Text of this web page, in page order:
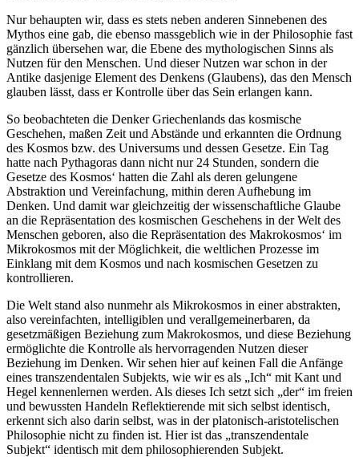
Nur behaupten wir, dass es stets neben anderen Sinnebenen des
Mythos eine gab, die ebenso massgeblich wie in der Philosophie fast
gänzlich übersehen war, die Ebene des mythologischen Sinns als
Nutzen für den Menschen. Und dieser Nutzen war schon in der
Antike dasjenige Element des Denkens (Glaubens), das den Mensch
glauben lässt, dass er Kontrolle über das Sein erlangen kann.
So beobachteten die Denker Griechenlands das kosmische
Geschehen, maßen Zeit und Abstände und erkannten die Ordnung
des Kosmos bzw. des Universums und dessen Gesetze. Ein Tag
hatte nach Pythagoras dann nicht nur 24 Stunden, sondern die
Gesetze des Kosmos‘ hatten die Zahl als deren gelungene
Abstraktion und Vereinfachung, mithin deren Aufhebung im
Denken. Und damit war gleichzeitig der wissenschaftliche Glaube
an die Repräsentation des kosmischen Geschehens in der Welt des
Menschen geboren, also die Repräsentation des Makrokosmos‘ im
Mikrokosmos mit der Möglichkeit, die weltlichen Prozesse im
Einklang mit dem Kosmos und nach kosmischen Gesetzen zu
kontrollieren.
Die Welt stand also nunmehr als Mikrokosmos in einer abstrakten,
also vereinfachten, intelligiblen und verallgemeinerbaren, da
gesetzmäßigen Beziehung zum Makrokosmos, und diese Beziehung
ermöglichte die Kontrolle als hervorragenden Nutzen dieser
Beziehung im Denken. Wir sehen hier auf keinen Fall die Anfänge
eines transzendentalen Subjekts, wie wir es als „Ich“ mit Kant und
Hegel kennenlernen werden. Als dieses Ich setzt sich „der“ im freien
und bewussten Handeln Reflektierende mit sich selbst identisch,
erkennt sich also darin selbst, was in der platonisch-aristotelischen
Philosophie nicht zu finden ist. Hier ist das „transzendentale
Subjekt“ identisch mit dem philosophierenden Subjekt.